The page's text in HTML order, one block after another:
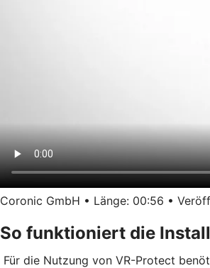
Coronic GmbH • Länge: 00:56 •
So funktioniert die
Für die Nutzung von VR-Protect